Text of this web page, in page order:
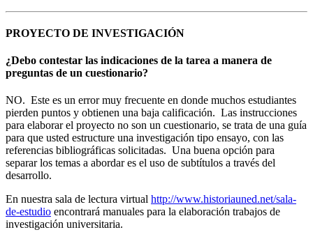
PROYECTO DE INVESTIGACIÓN
¿Debo contestar las indicaciones de la tarea a manera de
preguntas de un cuestionario?
NO. Este es un error muy frecuente en donde muchos estudiantes
pierden puntos y obtienen una baja calificación. Las instrucciones
para elaborar el proyecto no son un cuestionario, se trata de una guía
para que usted estructure una investigación tipo ensayo, con las
referencias bibliográficas solicitadas. Una buena opción para
separar los temas a abordar es el uso de subtítulos a través del
desarrollo.
En nuestra sala de lectura virtual http://www.historiauned.net/sala-
de-estudio encontrará manuales para la elaboración trabajos de
investigación universitaria.